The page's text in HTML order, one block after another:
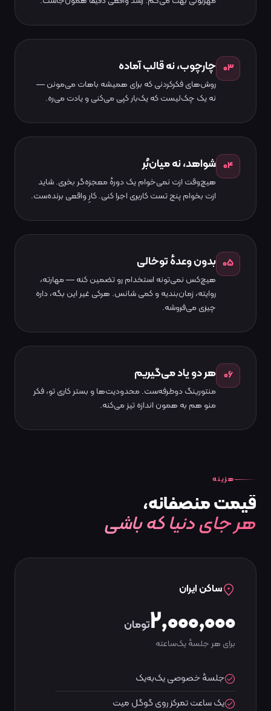
۰۳ چارچوب، نه قالب آماده
روش‌های فکر‌کردنی که برای همیشه باهات می‌مونن —
نه یک چک‌لیست که یک‌بار کپی می‌کنی و یادت می‌ره.
۰۴ شواهد، نه میان‌بُر
هیچ‌وقت ازت نمی‌خوام یک دورهٔ معجزه‌گر بخری. شاید
ازت بخوام پنج تست کاربری اجرا کنی. کارِ واقعی برنده‌ست.
۰۵ بدون وعدهٔ توخالی
هیچ‌کس نمی‌تونه استخدام رو تضمین کنه — مهارته،
روایته، زمان‌بندیه و کمی شانس. هرکی غیر این بگه، داره
چیزی می‌فروشه.
۰۶ هر دو یاد می‌گیریم
منتورینگ دوطرفه‌ست. محدودیت‌ها و بستر کاری تو، فکر
منو هم به همون اندازه تیز می‌کنه.
هزینه
قیمتمنصفانه،
هر جای دنیا که باشی
ساکن ایران
۲٬۰۰۰٬۰۰۰تومان
برای هر جلسهٔ یک‌ساعته
جلسهٔ خصوصی یک‌به‌یک
یک ساعت تمرکز روی گوگل میت